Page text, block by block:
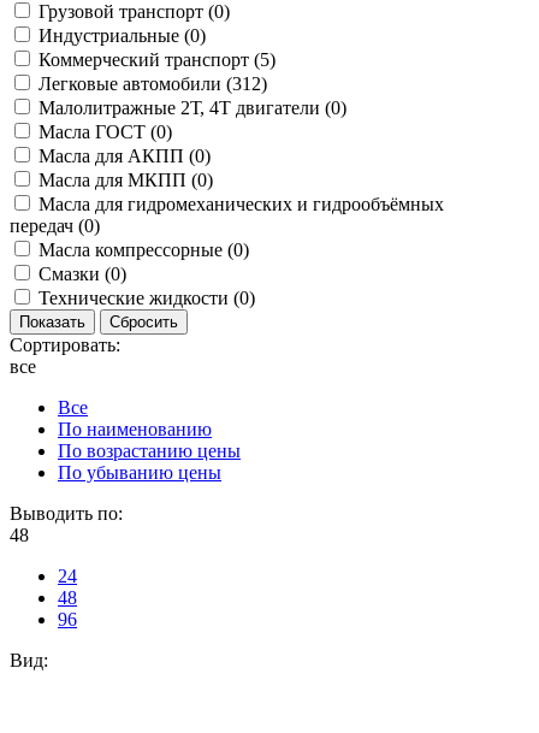
Грузовой транспорт (0)
Индустриальные (0)
Коммерческий транспорт (5)
Легковые автомобили (312)
Малолитражные 2Т, 4Т двигатели (0)
Масла ГОСТ (0)
Масла для АКПП (0)
Масла для МКПП (0)
Масла для гидромеханических и гидрообъёмных
передач (0)
Масла компрессорные (0)
Смазки (0)
Технические жидкости (0)
Сортировать:
все
Все
По наименованию
По возрастанию цены
По убыванию цены
Выводить по:
48
24
48
96
Вид: